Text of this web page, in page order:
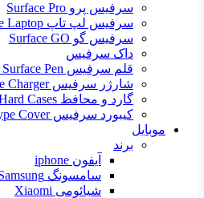
سرفیس پرو Surface Pro
سرفیس لپ تاپ Surface Laptop
سرفیس گو Surface GO
داک سرفیس
قلم سرفیس Surface Pen
شارژر سرفیس Surface Charger
گارد و محافظ Surface Hard Cases
کیبورد سرفیس Surface Pro Type Cover
موبایل
برند
آیفون iphone
سامسونگ Samsung
شیائومی Xiaomi